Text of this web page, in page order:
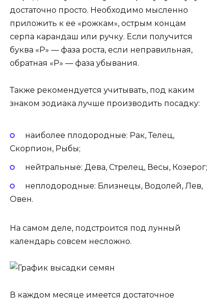
достаточно просто. Необходимо мысленно
приложить к ее «рожкам», острым концам
серпа карандаш или ручку. Если получится
буква «Р» — фаза роста, если неправильная,
обратная «Р» — фаза убывания.
Также рекомендуется учитывать, под каким
знаком зодиака лучше производить посадку:
наиболее плодородные: Рак, Телец,
Скорпион, Рыбы;
нейтральные: Дева, Стрелец, Весы, Козерог;
неплодородные: Близнецы, Водолей, Лев,
Овен.
На самом деле, подстроится под лунный
календарь совсем несложно.
В каждом месяце имеется достаточное